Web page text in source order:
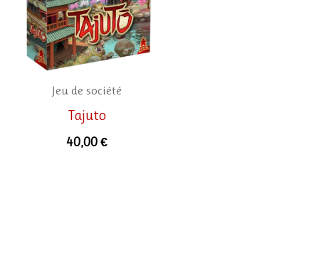
Jeu de société
Tajuto
40,00€